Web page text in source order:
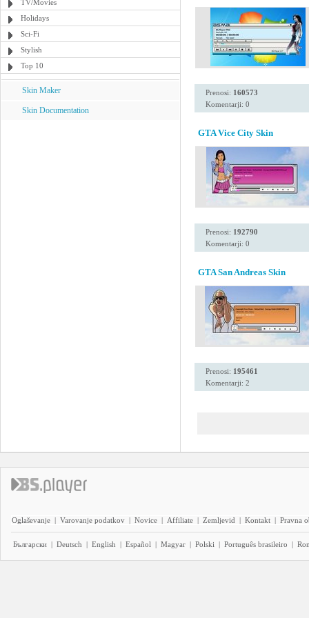
TV/Movies
Holidays
Sci-Fi
Stylish
Top 10
Skin Maker
Skin Documentation
Prenosi: 160573
Komentarji: 0
GTA Vice City Skin
Prenosi: 192790
Komentarji: 0
GTA San Andreas Skin
Prenosi: 195461
Komentarji: 2
Oglaševanje | Varovanje podatkov | Novice | Affiliate | Zemljevid | Kontakt | Pravna
Български | Deutsch | English | Español | Magyar | Polski | Português brasileiro |